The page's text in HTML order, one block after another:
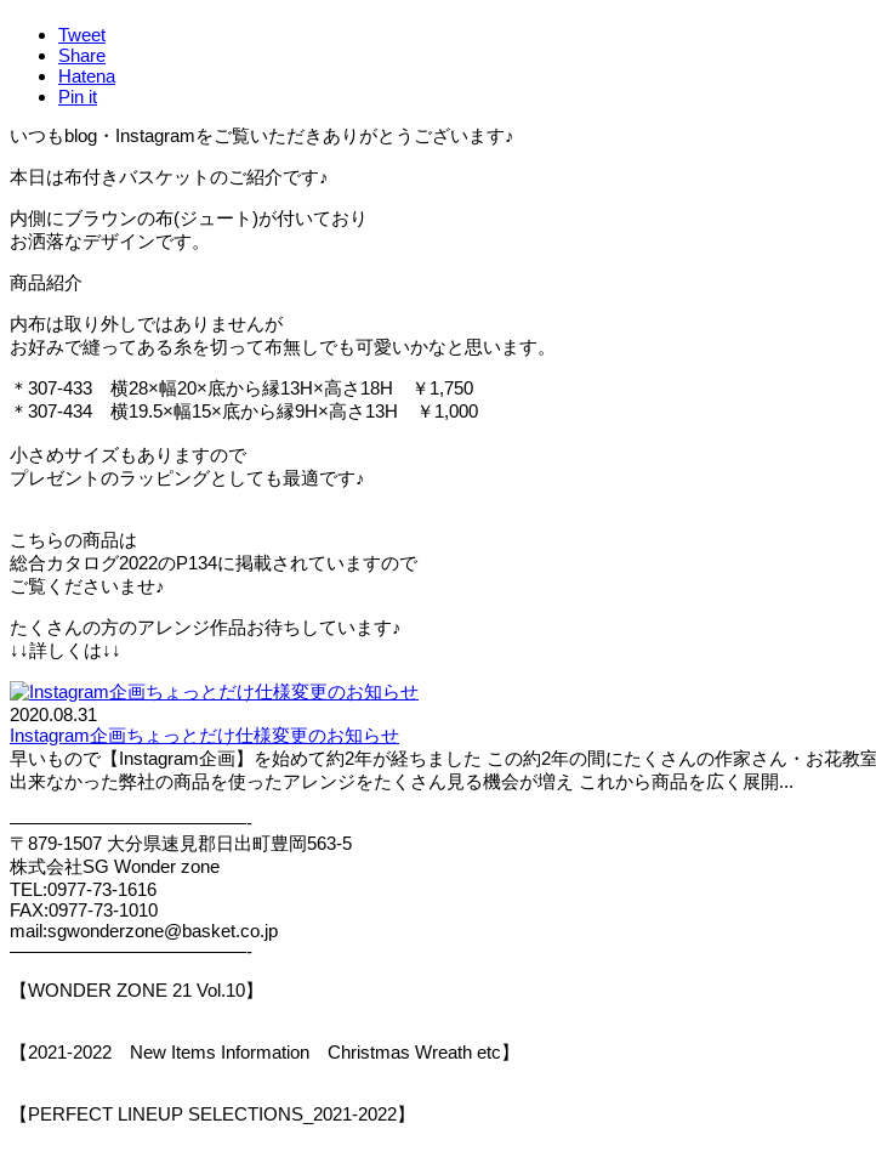
Tweet
Share
Hatena
Pin it
いつもblog・Instagramをご覧いただきありがとうございます♪
本日は布付きバスケットのご紹介です♪
内側にブラウンの布(ジュート)が付いており
お洒落なデザインです。
商品紹介
内布は取り外しではありませんが
お好みで縫ってある糸を切って布無しでも可愛いかなと思います。
＊307-433 横28×幅20×底から縁13H×高さ18H ￥1,750
＊307-434 横19.5×幅15×底から縁9H×高さ13H ￥1,000
小さめサイズもありますので
プレゼントのラッピングとしても最適です♪
こちらの商品は
総合カタログ2022のP134に掲載されていますので
ご覧くださいませ♪
たくさんの方のアレンジ作品お待ちしています♪
↓↓詳しくは↓↓
2020.08.31
Instagram企画ちょっとだけ仕様変更のお知らせ
早いもので【Instagram企画】を始めて約2年が経ちました この約2年の間にたくさんの作家さん・お花
出来なかった弊社の商品を使ったアレンジをたくさん見る機会が増え これから商品を広く展開...
—————————————-
〒879-1507 大分県速見郡日出町豊岡563-5
株式会社SG Wonder zone
TEL:0977-73-1616
FAX:0977-73-1010
mail:sgwonderzone@basket.co.jp
—————————————-
【WONDER ZONE 21 Vol.10】
【2021-2022 New Items Information Christmas Wreath etc】
【PERFECT LINEUP SELECTIONS_2021-2022】